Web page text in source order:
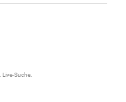
Live-Suche